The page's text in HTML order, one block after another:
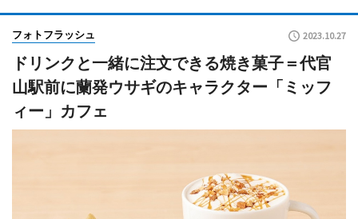
フォトフラッシュ 2023.10.27
ドリンクと一緒に注文できる焼き菓子＝代官
山駅前に蘭発ウサギのキャラクター「ミッフ
ィー」カフェ